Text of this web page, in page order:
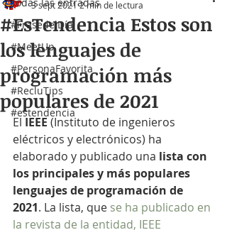
#FrasedelDía
#MeetUp
#PersonaFavorita
#RecluTips
#estendencia
#EsTendencia Estos son
los lenguajes de
programación más
populares de 2021
3 sept 20212 min de lectura
El IEEE (Instituto de ingenieros
eléctricos y electrónicos) ha
elaborado y publicado una lista con
los principales y más populares
lenguajes de programación de
2021. La lista, que se ha publicado en
la revista de la entidad, IEEE